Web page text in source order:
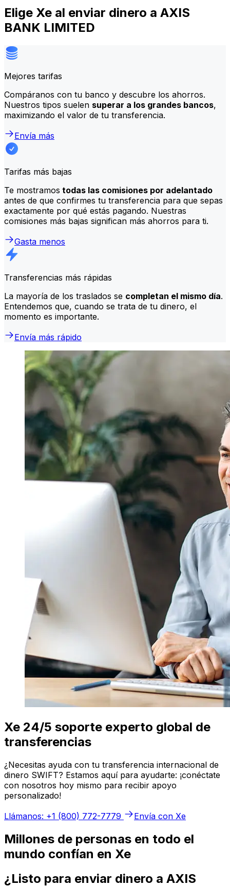
Elige Xe al enviar dinero a AXIS
BANK LIMITED
Mejores tarifas
Compáranos con tu banco y descubre los ahorros.
Nuestros tipos suelen superar a los grandes bancos,
maximizando el valor de tu transferencia.
Envía más
Tarifas más bajas
Te mostramos todas las comisiones por adelantado
antes de que confirmes tu transferencia para que sepas
exactamente por qué estás pagando. Nuestras
comisiones más bajas significan más ahorros para ti.
Gasta menos
Transferencias más rápidas
La mayoría de los traslados se completan el mismo día.
Entendemos que, cuando se trata de tu dinero, el
momento es importante.
Envía más rápido
Xe 24/5 soporte experto global de
transferencias
¿Necesitas ayuda con tu transferencia internacional de
dinero SWIFT? Estamos aquí para ayudarte: ¡conéctate
con nosotros hoy mismo para recibir apoyo
personalizado!
Llámanos: +1 (800) 772-7779
Envía con Xe
Millones de personas en todo el
mundo confían en Xe
¿Listo para enviar dinero a AXIS